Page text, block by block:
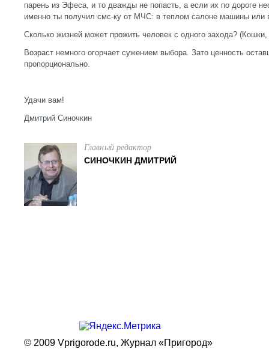
парень из Эфеса, и то дважды не попасть, а если их по дороге
именно ты получил смс-ку от МЧС: в теплом салоне машины или
Сколько жизней может прожить человек с одного захода? (Кошки,
Возраст немного огорчает сужением выбора. Зато ценность
пропорционально.
Удачи вам!
Дмитрий Синочкин
Главный редактор
СИНОЧКИН ДМИТРИЙ
© 2009 Vprigorode.ru, Журнал «Пригород»